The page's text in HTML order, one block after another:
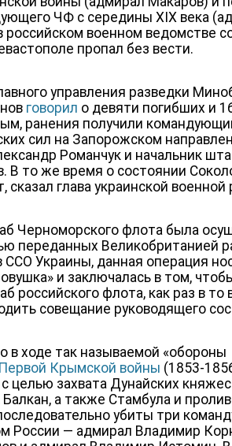
ЧФ с середины XIX века
российском военном ведомстве
пропал без вести.
управления разведки
говорил о девяти погибших и
ранения получили
сил на Запорожском
Романчук и начальник
В то же время о состоянии
глава украинской военной
Черноморского флота была
переданных Великобританией
ССО Украины, данная операция
и заключалась в том,
российского флота, как раз в то
совещание руководящего
в ходе так называемой «обороны
Первой Крымской войны (1853-
целью захвата Дунайских
а также Стамбула и
убиты три
России — адмирал Владимир